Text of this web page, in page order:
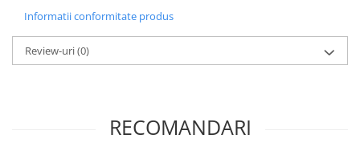
Informatii conformitate produs
Review-uri(0)
RECOMANDARI